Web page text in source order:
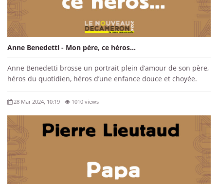
Anne Benedetti - Mon père, ce héros...
Anne Benedetti brosse un portrait plein d’amour de son père,
héros du quotidien, héros d’une enfance douce et choyée.
28 Mar 2024, 10:19 1010 views